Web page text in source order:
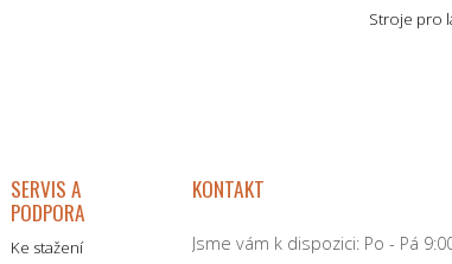
Stroje pro
SERVIS A
PODPORA
Ke stažení
KONTAKT
Jsme vám k dispozici: Po - Pá